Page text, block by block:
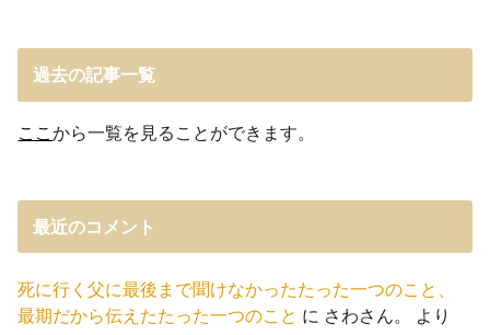
過去の記事一覧
ここから一覧を見ることができます。
最近のコメント
死に行く父に最後まで聞けなかったたった一つのこと、
最期だから伝えたたった一つのこと に さわさん。 より